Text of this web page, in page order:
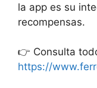
la app es su
recompensas.
👉 Consulta
https://